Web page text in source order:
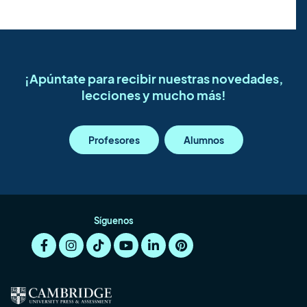
¡Apúntate para recibir nuestras novedades,
lecciones y mucho más!
Profesores Alumnos
Síguenos